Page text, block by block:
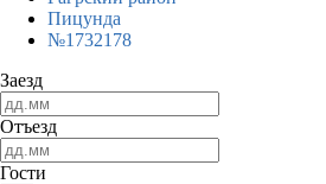
Пицунда
№1732178
Заезд
Отъезд
Гости